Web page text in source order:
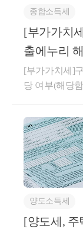
른 임대
법」 제5
지 않은
는 「민
조에 따
택”이라
때 가목
호 민간
으로 한
의무기
목에서
가. 「
계약에 해당
의 사실관계
약 체결 이후
전 소유자(매
약을 체결하
어 실제 1년 6
대차계약에
례(기획재정부
시기 바랍니다
1.17.주택 매
우로서 주택
임대인이 주
이 「소득세
약”에 해당하
종합소득세
[부가가치
출에누리
[부가가치세]
당 여부(해당
상당액은 부
누리에 해당하
니함회신배달
간의 주문･판
부터 수수료를
약관에 따라
중 구독회원
여 정산하는
양도소득세
[양도세,